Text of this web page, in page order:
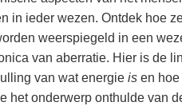
voor de
in ieder wezen. Ontdek hoe
weerspiegeld in een
van aberratie. Hier is de
van wat energie is en
het onderwerp onthulde van